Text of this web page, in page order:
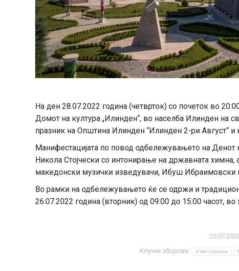
На ден 28.07.2022 година (четврток) со почеток во
Домот на култура „Илинден“, во населба Илинден на
празник на Општина Илинден “Илинден 2-ри Август“
Манифестацијата по повод одбележувањето на Денот
Никола Стојчески со интонирање на државната химна,
македонски музички изведувачи, Ибуш Ибраимовски
Во рамки на одбележувањето ќе се одржи и
26.07.2022 година (вторник) од 09:00 до 15:00 часот,
25.07.2022
Клучни зборови: Известувања